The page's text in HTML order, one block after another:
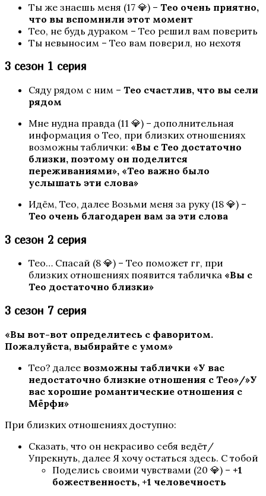
Разбитое сердце Астреи
Бездушная
Эдемов Сад
Кали: Пламя Сансары
Ты же знаешь меня (17 💎) – Тео очень приятно,
что вы вспомнили этот момент
Тео, не будь дураком – Тео решил вам поверить
Ты невыносим – Тео вам поверил, но нехотя
3 сезон 1 серия
Сяду рядом с ним – Тео счастлив, что вы сели
рядом
Мне нудна правда (11 💎) – дополнительная
информация о Тео, при близких отношениях
возможны таблички: «Вы с Тео достаточно
близки, поэтому он поделится
переживаниями», «Тео важно было
услышать эти слова»
Идём, Тео, далее Возьми меня за руку (18 💎) –
Тео очень благодарен вам за эти слова
3 сезон 2 серия
Тео… Спасай (8 💎) – Тео поможет гг, при
близких отношениях появится табличка «Вы с
Тео достаточно близки»
3 сезон 7 серия
«Вы вот-вот определитесь с фаворитом.
Пожалуйста, выбирайте с умом»
Тео? далее возможны таблички «У вас
недостаточно близкие отношения с Тео»/»У
вас хорошие романтические отношения с
Мёрфи»
При близких отношениях доступно:
Сказать, что он некрасиво себя ведёт/
Упрекнуть, далее Я хочу остаться здесь. С тобой
Поделись своими чувствами (20 💎) – +1
божественность, +1 человечность